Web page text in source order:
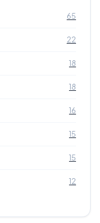
65
22
18
18
16
15
15
12